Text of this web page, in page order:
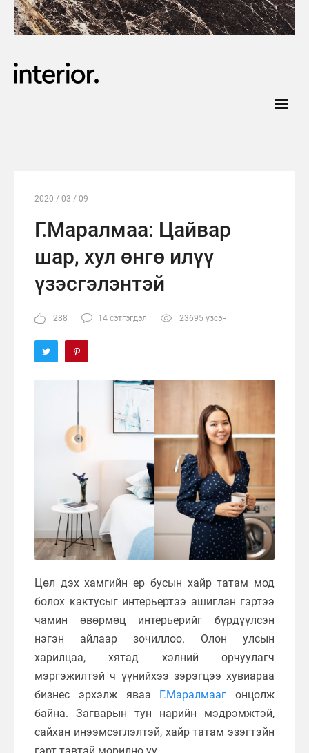
2020 / 03 / 09
Г.Маралмаа: Цайвар
шар, хул өнгө илүү
үзэсгэлэнтэй
288 14 сэтгэгдэл 23695 үзсэн
Цөл дэх хамгийн ер бусын хайр татам мод
болох кактусыг интерьертээ ашиглан гэртээ
чамин өвөрмөц интерьерийг бүрдүүлсэн
нэгэн айлаар зочиллоо. Олон улсын
харилцаа, хятад хэлний орчуулагч
мэргэжилтэй ч үүнийхээ зэрэгцээ хувиараа
бизнес эрхэлж яваа Г.Маралмааг онцолж
байна. Загварын тун нарийн мэдрэмжтэй,
сайхан инээмсэглэлтэй, хайр татам эзэгтэйн